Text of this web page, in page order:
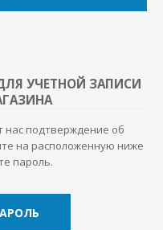
УЧЕТНОЙ ЗАПИСИ
нас подтверждение об
на расположенную ниже
пароль.